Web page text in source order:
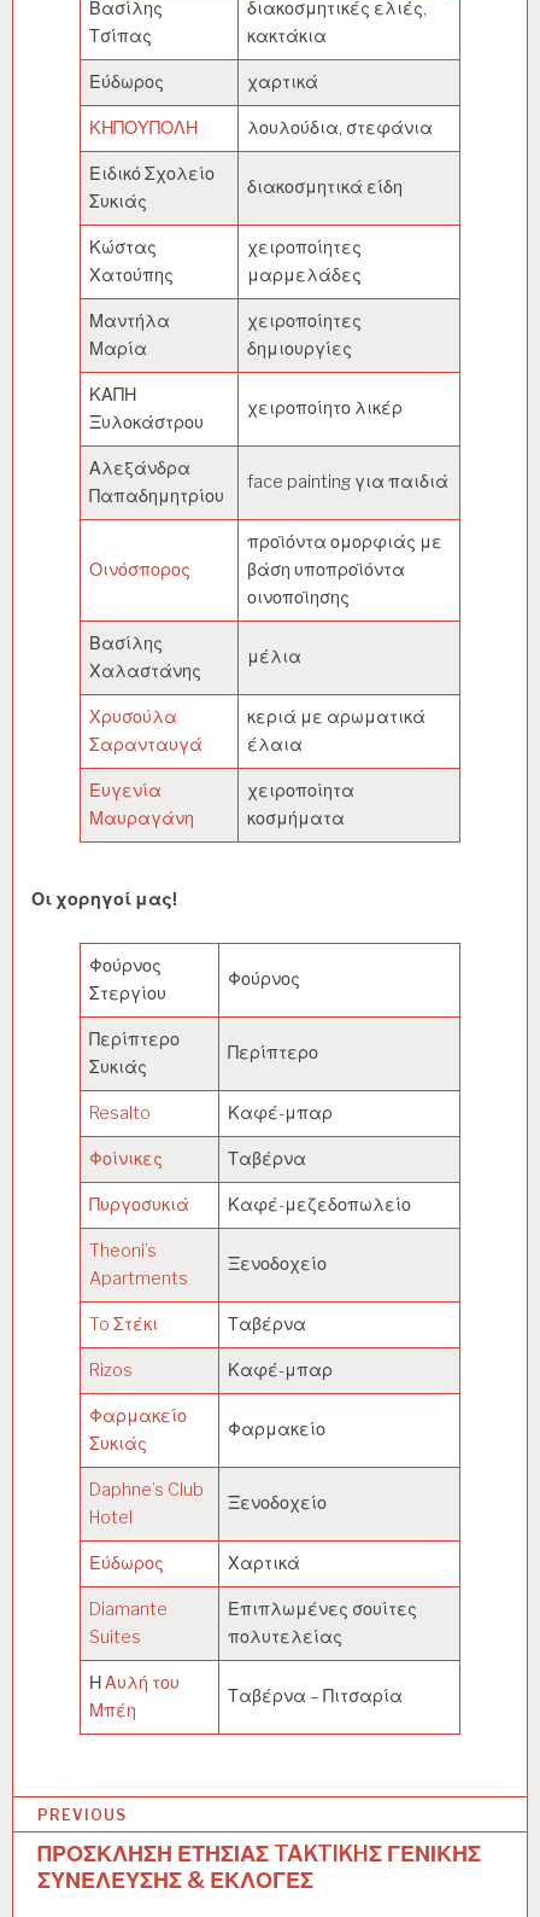
Βασίλης
Τσίπας
διακοσμητικές ελιές,
κακτάκια
Εύδωρος χαρτικά
ΚΗΠΟΥΠΟΛΗ λουλούδια, στεφάνια
Ειδικό Σχολείο
Συκιάς
διακοσμητικά είδη
Κώστας
Χατούπης
χειροποίητες
μαρμελάδες
Μαντήλα
Μαρία
χειροποίητες
δημιουργίες
ΚΑΠΗ
Ξυλοκάστρου
χειροποίητο λικέρ
Αλεξάνδρα
Παπαδημητρίου
face painting για παιδιά
Οινόσπορος
προϊόντα ομορφιάς με
βάση υποπροϊόντα
οινοποϊησης
Βασίλης
Χαλαστάνης
μέλια
Χρυσούλα
Σαρανταυγά
κεριά με αρωματικά
έλαια
Ευγενία
Μαυραγάνη
χειροποίητα
κοσμήματα
Οι χορηγοί μας!
Φούρνος
Στεργίου
Φούρνος
Περίπτερο
Συκιάς
Περίπτερο
Resalto Καφέ-μπαρ
Φοίνικες Ταβέρνα
Πυργοσυκιά Καφέ-μεζεδοπωλείο
Theoni’s
Apartments
Ξενοδοχείο
To Στέκι Ταβέρνα
Rizos Καφέ-μπαρ
Φαρμακείο
Συκιάς
Φαρμακείο
Daphne’s Club
Hotel
Ξενοδοχείο
Εύδωρος Χαρτικά
Diamante
Suites
Επιπλωμένες σουίτες
πολυτελείας
ΗΑυλή του
Μπέη
Ταβέρνα – Πιτσαρία
Π
PREVIOUS
ΠΡΟΣΚΛΗΣΗ ΕΤΗΣΙΑΣ TAKTIKHΣ ΓΕΝΙΚΗΣ
ΣΥΝΕΛΕΥΣΗΣ & ΕΚΛΟΓΕΣ